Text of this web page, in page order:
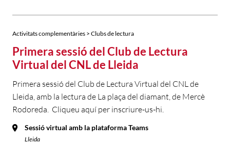
Activitats complementàries > Clubs de lectura
Primera sessió del Club de Lectura
Virtual del CNL de Lleida
Primera sessió del Club de Lectura Virtual del CNL de
Lleida, amb la lectura de La plaça del diamant, de Mercè
Rodoreda. Cliqueu aquí per inscriure-us-hi.
Sessió virtual amb la plataforma Teams
Lleida